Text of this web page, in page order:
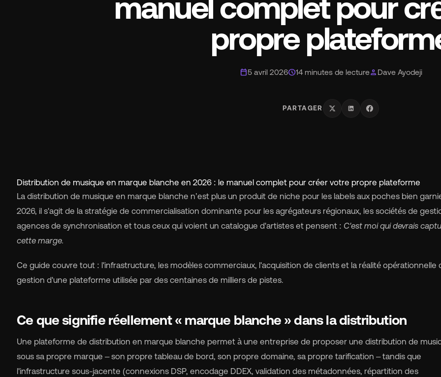
Marque blanche chevron_right
Rédaction chevron_right
🇬🇧Anglais 🇪🇸
🇧🇷Portugais
manuel complet pour
propre
calendar_today5 avril 2026schedule14 minutes de lectureperson Dave Ayodeji
PARTAGER
Distribution de musique en marque blanche en 2026 : le manuel complet pour créer votre propre plateforme
La distribution de musique en marque blanche n’est plus un produit de niche pour les labels aux poches bien
2026, il s'agit de la stratégie de commercialisation dominante pour les agrégateurs régionaux, les sociétés de
agences de synchronisation et tous ceux qui voient un catalogue d'artistes et pensent : C'est moi qui devrais
cette marge.
Ce guide couvre tout : l'infrastructure, les modèles commerciaux, l'acquisition de clients et la réalité opérationnelle
gestion d'une plateforme utilisée par des centaines de milliers de pistes.
Ce que signifie réellement « marque blanche » dans la distribution
Une plateforme de distribution en marque blanche permet à une entreprise de proposer une distribution de
sous sa propre marque – son propre tableau de bord, son propre domaine, sa propre tarification – tandis que
l'infrastructure sous-jacente (connexions DSP, encodage DDEX, validation des métadonnées, répartition des